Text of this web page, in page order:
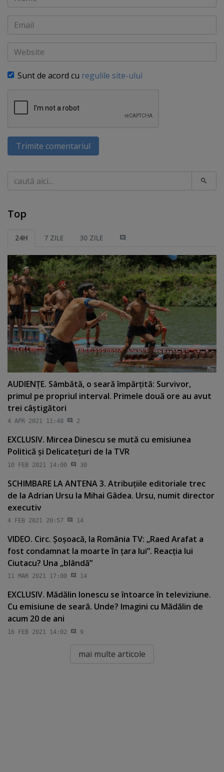
Email
Website
Sunt de acord cu regulile site-ului
Trimite comentariul
Caută
Top
24H 7 ZILE 30 ZILE
AUDIENŢE. Sâmbătă, o seară împărţită: Survivor,
primul pe propriul interval. Primele două ore au avut
trei câştigători
4 APR 2021 11:48 2
EXCLUSIV. Mircea Dinescu se mută cu emisiunea
Politică şi Delicateţuri de la TVR
10 FEB 2021 14:00 30
SCHIMBARE LA ANTENA 3. Atribuţiile editoriale trec
de la Adrian Ursu la Mihai Gâdea. Ursu, numit director
executiv
4 FEB 2021 20:57 14
VIDEO. Circ. Şoşoacă, la România TV: „Raed Arafat a
fost condamnat la moarte în ţara lui”. Reacţia lui
Ciutacu? Una „blândă”
11 MAR 2021 17:00 14
EXCLUSIV. Mădălin Ionescu se întoarce în televiziune.
Cu emisiune de seară. Unde? Imagini cu Mădălin de
acum 20 de ani
16 FEB 2021 14:02 9
mai multe articole